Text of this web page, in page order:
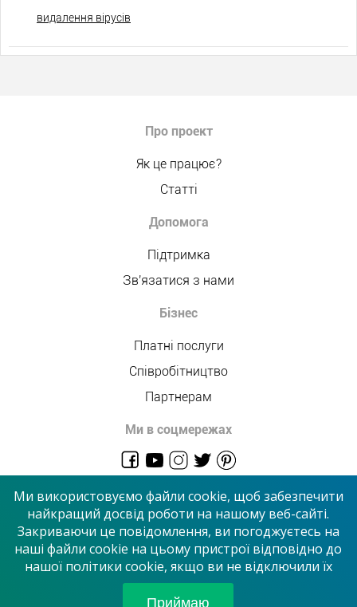
видалення вірусів
Про проект
Як це працює?
Статті
Допомога
Підтримка
Зв'язатися з нами
Бізнес
Платні послуги
Співробітництво
Партнерам
Ми в соцмережах
© 2026 “Сервісний центр”
Приймаємо до оплати
Ми використовуємо файли cookie, щоб забезпечити
найкращий досвід роботи на нашому веб-сайті.
Закриваючи це повідомлення, ви погоджуєтесь на
наші файли cookie на цьому пристрої відповідно до
нашої політики cookie, якщо ви не відключили їх
Приймаю